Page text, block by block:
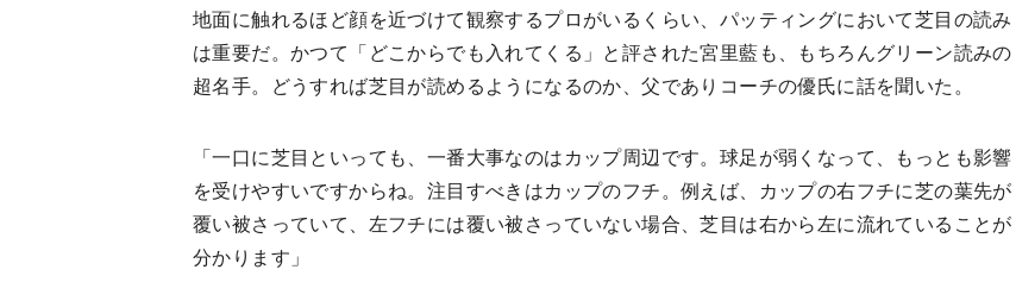
地面に触れるほど顔を近づけて観察するプロがいるくらい、パッティングにおいて芝目の読み
は重要だ。かつて「どこからでも入れてくる」と評された宮里藍も、もちろんグリーン読みの
超名手。どうすれば芝目が読めるようになるのか、父でありコーチの優氏に話を聞いた。
「一口に芝目といっても、一番大事なのはカップ周辺です。球足が弱くなって、もっとも影響
を受けやすいですからね。注目すべきはカップのフチ。例えば、カップの右フチに芝の葉先が
覆い被さっていて、左フチには覆い被さっていない場合、芝目は右から左に流れていることが
分かります」